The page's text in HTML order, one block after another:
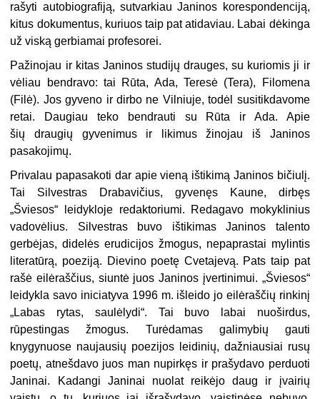
rašyti autobiografiją, sutvarkiau Janinos korespondenciją,
kitus dokumentus, kuriuos taip pat atidaviau. Labai dėkinga
už viską gerbiamai profesorei.
Pažinojau ir kitas Janinos studijų drauges, su kuriomis ji ir
vėliau bendravo: tai Rūta, Ada, Teresė (Tera), Filomena
(Filė). Jos gyveno ir dirbo ne Vilniuje, todėl susitikdavome
retai. Daugiau teko bendrauti su Rūta ir Ada. Apie
šių draugių gyvenimus ir likimus žinojau iš Janinos
pasakojimų.
Privalau papasakoti dar apie vieną ištikimą Janinos bičiulį.
Tai Silvestras Drabavičius, gyvenęs Kaune, dirbęs
„Šviesos“ leidykloje redaktoriumi. Redagavo mokyklinius
vadovėlius. Silvestras buvo ištikimas Janinos talento
gerbėjas, didelės erudicijos žmogus, nepaprastai mylintis
literatūrą, poeziją. Dievino poetę Cvetajevą. Pats taip pat
rašė eilėraščius, siuntė juos Janinos įvertinimui. „Šviesos“
leidykla savo iniciatyva 1996 m. išleido jo eilėraščių rinkinį
„Labas rytas, saulėlydi“. Tai buvo labai nuoširdus,
rūpestingas žmogus. Turėdamas galimybių gauti
knygynuose naujausių poezijos leidinių, dažniausiai rusų
poetų, atnešdavo juos man nupirkęs ir prašydavo perduoti
Janinai. Kadangi Janinai nuolat reikėjo daug ir įvairių